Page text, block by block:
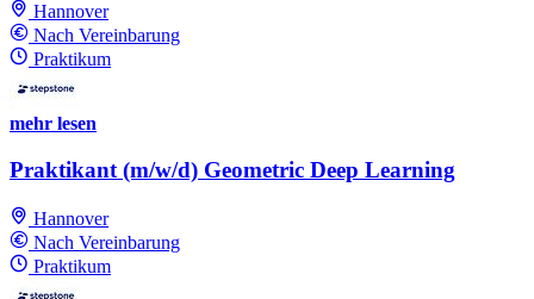
Hannover
Nach Vereinbarung
Praktikum
mehr lesen
Praktikant (m/w/d) Geometric Deep Learning
Hannover
Nach Vereinbarung
Praktikum